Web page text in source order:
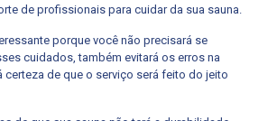
de profissionais para cuidar da sua sauna.
porque você não precisará se
cuidados, também evitará os erros na
certeza de que o serviço será feito do jeito